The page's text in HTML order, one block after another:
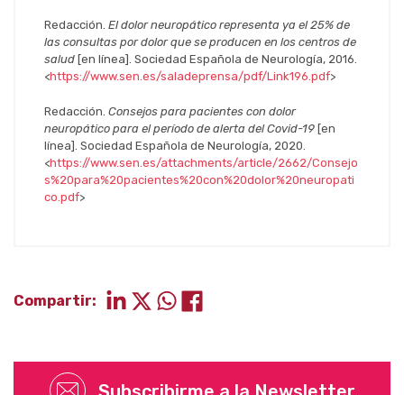
Redacción. El dolor neuropático representa ya el 25% de
las consultas por dolor que se producen en los centros de
salud [en línea]. Sociedad Española de Neurología, 2016.
<https://www.sen.es/saladeprensa/pdf/Link196.pdf>
Redacción. Consejos para pacientes con dolor
neuropático para el período de alerta del Covid-19 [en
línea]. Sociedad Española de Neurología, 2020.
<https://www.sen.es/attachments/article/2662/Consejo
s%20para%20pacientes%20con%20dolor%20neuropati
co.pdf>
Compartir: